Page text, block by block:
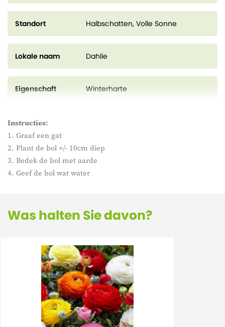
Standort Halbschatten, Volle Sonne
Lokale naam Dahlie
Eigenschaft Winterharte
Was halten Sie davon?
Instructies:
1. Graaf een gat
2. Plant de bol +/- 10cm diep
3. Bedek de bol met aarde
4. Geef de bol wat water